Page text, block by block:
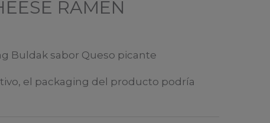
RAMEN
Buldak sabor Queso picante
el packaging del producto podría